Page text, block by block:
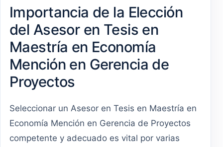
Importancia de la Elección
del Asesor en Tesis en
Maestría en Economía
Mención en Gerencia de
Proyectos
Seleccionar un Asesor en Tesis en Maestría en
Economía Mención en Gerencia de Proyectos
competente y adecuado es vital por varias